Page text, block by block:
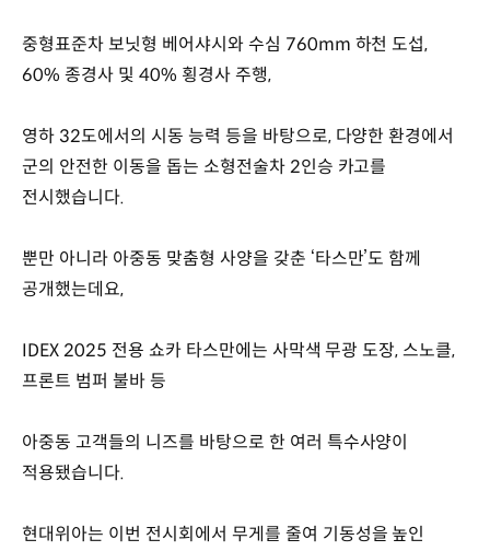
중형표준차 보닛형 베어샤시와 수심 760mm 하천 도섭,
60% 종경사 및 40% 횡경사 주행,
영하 32도에서의 시동 능력 등을 바탕으로, 다양한 환경에서
군의 안전한 이동을 돕는 소형전술차 2인승 카고를
전시했습니다.
뿐만 아니라 아중동 맞춤형 사양을 갖춘 ‘타스만’도 함께
공개했는데요,
IDEX 2025 전용 쇼카 타스만에는 사막색 무광 도장, 스노클,
프론트 범퍼 불바 등
아중동 고객들의 니즈를 바탕으로 한 여러 특수사양이
적용됐습니다.
현대위아는 이번 전시회에서 무게를 줄여 기동성을 높인